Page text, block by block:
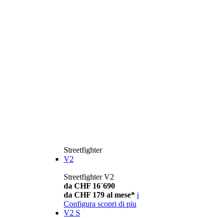
Streetfighter
V2
Streetfighter V2
da CHF 16´690
da CHF 179 al mese* i
Configura scopri di piu
V2 S